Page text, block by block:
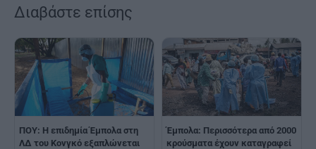
Διαβάστε επίσης
ΠΟΥ: Η επιδημία Έμπολα στη
ΛΔ του Κονγκό εξαπλώνεται
Έμπολα: Περισσότερα από 2000
κρούσματα έχουν καταγραφεί